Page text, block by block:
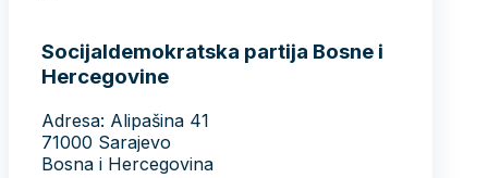
Socijaldemokratska partija Bosne i
Hercegovine
Adresa: Alipašina 41
71000 Sarajevo
Bosna i Hercegovina